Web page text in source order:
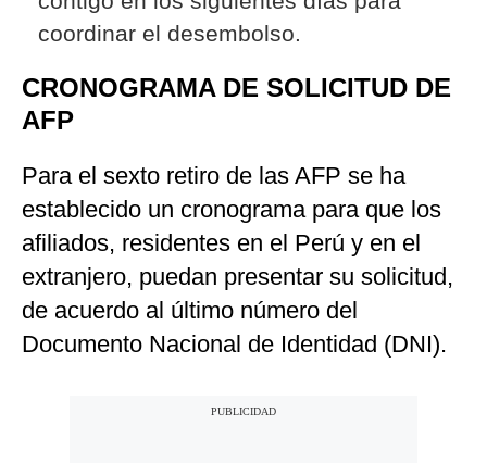
coordinar el desembolso.
CRONOGRAMA DE SOLICITUD DE
AFP
Para el sexto retiro de las AFP se ha
establecido un cronograma para que los
afiliados, residentes en el Perú y en el
extranjero, puedan presentar su solicitud,
de acuerdo al último número del
Documento Nacional de Identidad (DNI).